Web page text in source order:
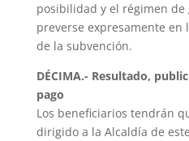
posibilidad y el régimen
preverse expresamente
de la subvención.
DÉCIMA.- Resultado,
pago
Los beneficiarios tendrán
dirigido a la Alcaldía de